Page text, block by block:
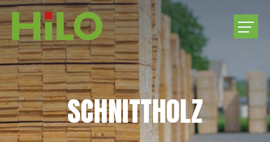
UNTERNEHMEN
PRODUKTE
RUNDHOLZEINKAUF
SCHNITTHOLZ